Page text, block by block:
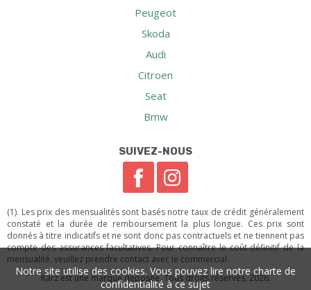
Peugeot
Skoda
Audi
Citroen
Seat
Bmw
SUIVEZ-NOUS
(1). Les prix des mensualités sont basés notre taux de crédit généralement
constaté et la durée de remboursement la plus longue. Ces prix sont
donnés à titre indicatifs et ne sont donc pas contractuels et ne tiennent pas
compte des assurances facultatives. Pour connaître le coût définitif de la
mensualité, veuillez prendre contact avec le commercial.
Karz est une marque déposée. Tous droits réservés, 2026.
Notre site utilise des cookies. Vous pouvez lire notre charte de
confidentialité à ce sujet